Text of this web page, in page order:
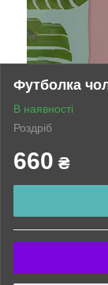
Футболка
В наявності
Роздріб
660 ₴